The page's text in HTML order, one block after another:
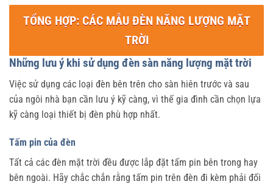
TỔNG HỢP: CÁC MẪU ĐÈN NĂNG LƯỢNG MẶT
TRỜI
Những lưu ý khi sử dụng đèn sàn năng lượng mặt trời
Việc sử dụng các loại đèn bên trên cho sàn hiên trước và sau
của ngôi nhà bạn cần lưu ý kỹ càng, vì thế gia đình cần chọn lựa
kỹ càng loại thiết bị đèn phù hợp nhất.
Tấm pin của đèn
Tất cả các đèn mặt trời đều được lắp đặt tấm pin bên trong hay
bên ngoài. Hãy chắc chắn rằng tấm pin trên đèn đi kèm phải đối